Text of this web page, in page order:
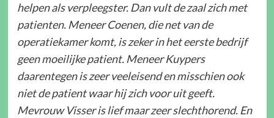
helpen als verpleegster. Dan vult de zaal zich met
patienten. Meneer Coenen, die net van de
operatiekamer komt, is zeker in het eerste bedrijf
geen moeilijke patient. Meneer Kuypers
daarentegen is zeer veeleisend en misschien ook
niet de patient waar hij zich voor uit geeft.
Mevrouw Visser is lief maar zeer slechthorend. En